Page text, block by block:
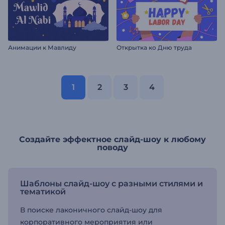
Анимации к Мавлиду Открытка ко Дню труда
1 2 3 4
Создайте эффектное слайд-шоу к любому
поводу
Шаблоны слайд-шоу с разными стилями и
тематикой
В поиске лаконичного слайд-шоу для
корпоративного мероприятия или